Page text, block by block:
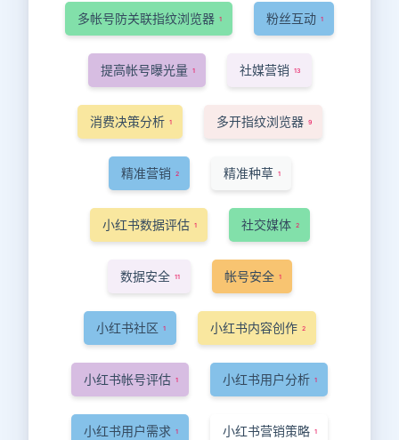
多帐号防关联指纹浏览器 1 粉丝互动 1
提高帐号曝光量 1 社媒营销 13
消费决策分析 1 多开指纹浏览器 9
精准营销 2 精准种草 1
小红书数据评估 1 社交媒体 2
数据安全 11 帐号安全 1
小红书社区 1 小红书内容创作 2
小红书帐号评估 1 小红书用户分析 1
小红书用户需求 1 小红书营销策略 1